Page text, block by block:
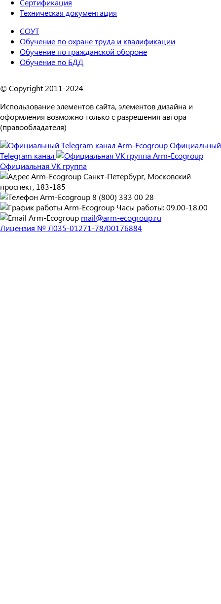
Сертификация
Техническая документация
СОУТ
Обучение по охране труда и квалификации
Обучение по гражданской обороне
Обучение по БДД
© Copyright 2011-2024
Использование элементов сайта, элементов дизайна и
оформления возможно только с разрешения автора
(правообладателя)
Официальный
Telegram канал
Официальная VK группа
Санкт-Петербург, Московский
проспект, 183-185
8 (800) 333 00 28
Часы работы: 09.00-18.00
mail@arm-ecogroup.ru
Лицензия № Л035-01271-78/00176884